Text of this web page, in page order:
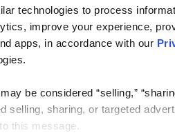
technologies to process
improve your experience,
apps, in accordance with our
be considered “selling,”
selling, sharing, or targeted
this message.